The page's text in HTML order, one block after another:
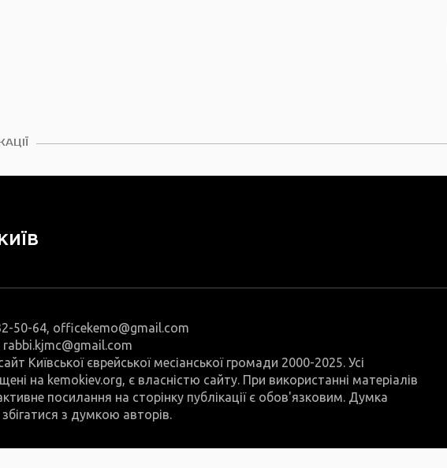
50-64, officekemo@gmail.com
rabbi.kjmc@gmail.com
Київської єврейської месіанської громади 2000-2025. Усі
на kemokiev.org, є власністю сайту. При використанні матеріалів
посилання на сторінку публікації є обов'язковим. Думка
з думкою авторів.